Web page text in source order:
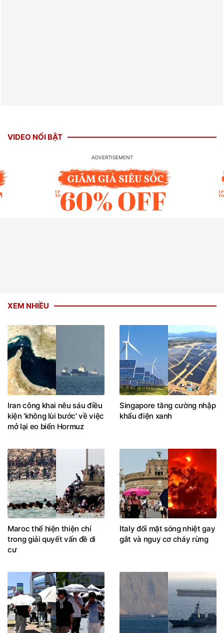
VIDEO NỔI BẬT
XEM NHIỀU
Iran công khai nêu sáu điều
kiện 'không lùi bước' về việc
mở lại eo biển Hormuz
Singapore tăng cường nhập
khẩu điện xanh
Maroc thể hiện thiện chí
trong giải quyết vấn đề di
cư
Italy đối mặt sóng nhiệt gay
gắt và nguy cơ cháy rừng